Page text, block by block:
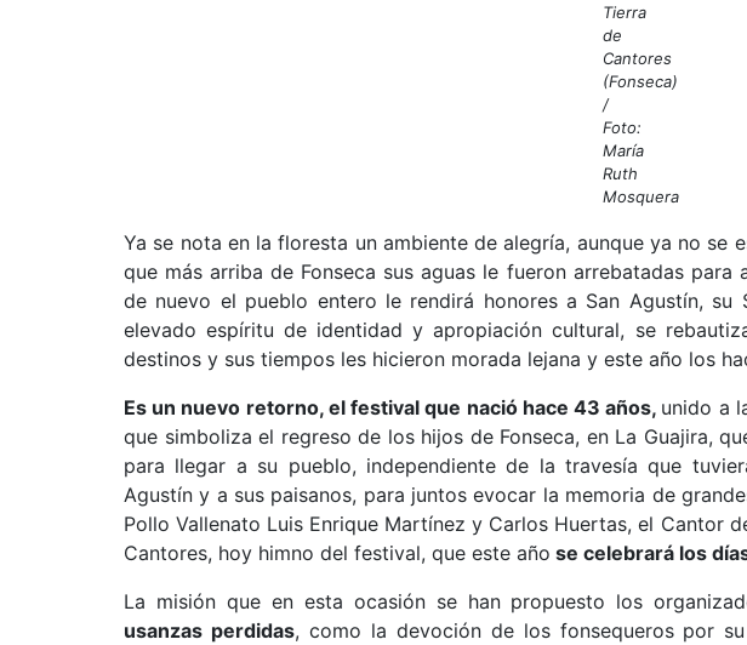
Tierra
de
Cantores
(Fonseca)
/
Foto:
María
Ruth
Mosquera
Ya se nota en la floresta un ambiente de alegría, aunque ya no se
que más arriba de Fonseca sus aguas le fueron arrebatadas para
de nuevo el pueblo entero le rendirá honores a San Agustín,
elevado espíritu de identidad y apropiación cultural, se
destinos y sus tiempos les hicieron morada lejana y este año los
Es un nuevo retorno, el festival que nació hace 43 años, unido a
que simboliza el regreso de los hijos de Fonseca, en La Guajira,
para llegar a su pueblo, independiente de la travesía que
Agustín y a sus paisanos, para juntos evocar la memoria de
Pollo Vallenato Luis Enrique Martínez y Carlos Huertas, el Cantor
Cantores, hoy himno del festival, que este año se celebrará los
La misión que en esta ocasión se han propuesto los
usanzas perdidas, como la devoción de los fonsequeros por